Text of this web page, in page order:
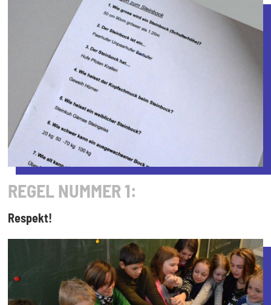
REGEL NUMMER 1:
Respekt!